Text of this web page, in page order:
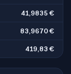
41,9835 €
83,9670 €
419,83 €